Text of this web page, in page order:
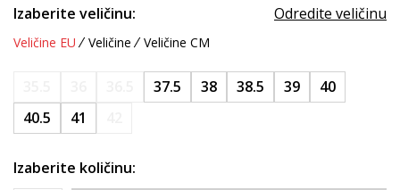
Izaberite veličinu: Odredite veličinu
Veličine EU Veličine Veličine CM
37.5 38 38.5 39
40
40.5
41
Izaberite količinu: